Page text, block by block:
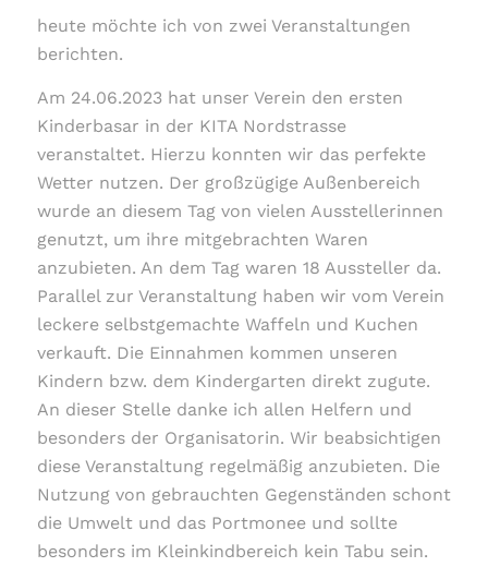
heute möchte ich von zwei Veranstaltungen
berichten.
Am 24.06.2023 hat unser Verein den ersten
Kinderbasar in der KITA Nordstrasse
veranstaltet. Hierzu konnten wir das perfekte
Wetter nutzen. Der großzügige Außenbereich
wurde an diesem Tag von vielen Ausstellerinnen
genutzt, um ihre mitgebrachten Waren
anzubieten. An dem Tag waren 18 Aussteller da.
Parallel zur Veranstaltung haben wir vom Verein
leckere selbstgemachte Waffeln und Kuchen
verkauft. Die Einnahmen kommen unseren
Kindern bzw. dem Kindergarten direkt zugute.
An dieser Stelle danke ich allen Helfern und
besonders der Organisatorin. Wir beabsichtigen
diese Veranstaltung regelmäßig anzubieten. Die
Nutzung von gebrauchten Gegenständen schont
die Umwelt und das Portmonee und sollte
besonders im Kleinkindbereich kein Tabu sein.